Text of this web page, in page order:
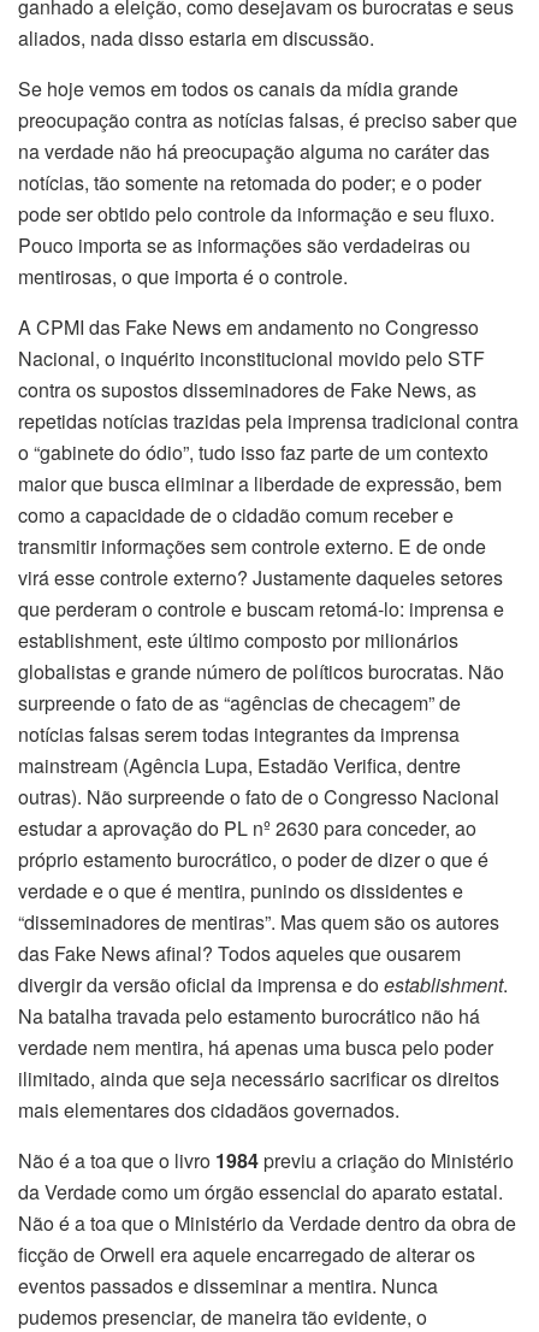
ganhado a eleição, como desejavam os burocratas e seus
aliados, nada disso estaria em discussão.
Se hoje vemos em todos os canais da mídia grande
preocupação contra as notícias falsas, é preciso saber que
na verdade não há preocupação alguma no caráter das
notícias, tão somente na retomada do poder; e o poder
pode ser obtido pelo controle da informação e seu fluxo.
Pouco importa se as informações são verdadeiras ou
mentirosas, o que importa é o controle.
A CPMI das Fake News em andamento no Congresso
Nacional, o inquérito inconstitucional movido pelo STF
contra os supostos disseminadores de Fake News, as
repetidas notícias trazidas pela imprensa tradicional contra
o “gabinete do ódio”, tudo isso faz parte de um contexto
maior que busca eliminar a liberdade de expressão, bem
como a capacidade de o cidadão comum receber e
transmitir informações sem controle externo. E de onde
virá esse controle externo? Justamente daqueles setores
que perderam o controle e buscam retomá-lo: imprensa e
establishment, este último composto por milionários
globalistas e grande número de políticos burocratas. Não
surpreende o fato de as “agências de checagem” de
notícias falsas serem todas integrantes da imprensa
mainstream (Agência Lupa, Estadão Verifica, dentre
outras). Não surpreende o fato de o Congresso Nacional
estudar a aprovação do PL nº 2630 para conceder, ao
próprio estamento burocrático, o poder de dizer o que é
verdade e o que é mentira, punindo os dissidentes e
“disseminadores de mentiras”. Mas quem são os autores
das Fake News afinal? Todos aqueles que ousarem
divergir da versão oficial da imprensa e doestablishment.
Na batalha travada pelo estamento burocrático não há
verdade nem mentira, há apenas uma busca pelo poder
ilimitado, ainda que seja necessário sacrificar os direitos
mais elementares dos cidadãos governados.
Não é a toa que o livro 1984previu a criação do Ministério
da Verdade como um órgão essencial do aparato estatal.
Não é a toa que o Ministério da Verdade dentro da obra de
ficção de Orwell era aquele encarregado de alterar os
eventos passados e disseminar a mentira. Nunca
pudemos presenciar, de maneira tão evidente, o